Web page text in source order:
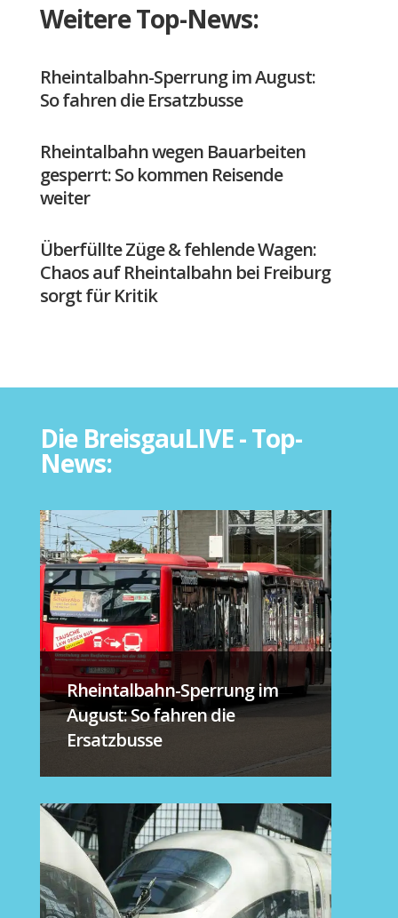
Weitere Top-News:
Rheintalbahn-Sperrung im August:
So fahren die Ersatzbusse
Rheintalbahn wegen Bauarbeiten
gesperrt: So kommen Reisende
weiter
Überfüllte Züge & fehlende Wagen:
Chaos auf Rheintalbahn bei Freiburg
sorgt für Kritik
Die BreisgauLIVE - Top-
News:
Rheintalbahn-Sperrung im
August: So fahren die
Ersatzbusse